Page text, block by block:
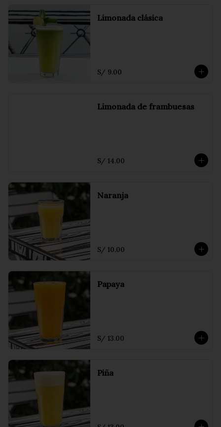
Limonada clásica
S/ 9.00
Limonada de frambuesas
S/ 14.00
Naranja
S/ 10.00
Papaya
S/ 13.00
Piña